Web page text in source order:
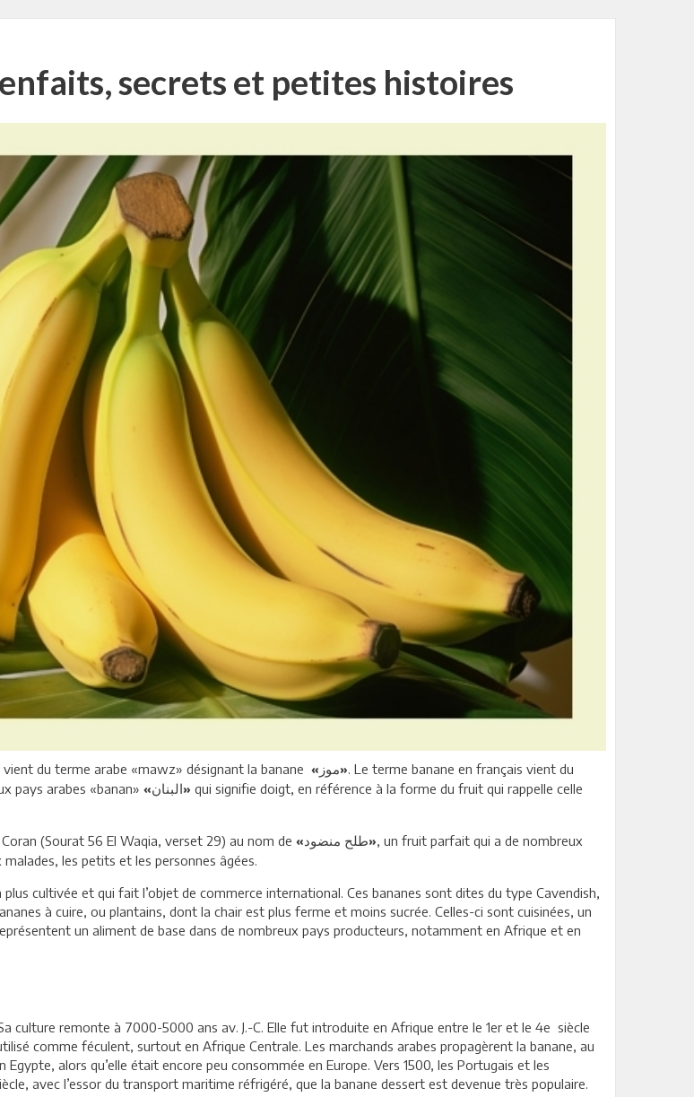
secrets et petites histoires
du terme arabe «mawz» désignant la banane «موز». Le terme banane en français vient du
pays arabes «banan»
«البنان» qui signifie doigt, en référence à la forme du fruit qui rappelle celle
(Sourat 56 El Waqia, verset 29) au nom de
«طلح منضود», un fruit parfait qui a de nombreux
les petits et les personnes âgées.
cultivée et qui fait l’objet de commerce international. Ces bananes sont dites du type Cavendish,
à cuire, ou plantains, dont la chair est plus ferme et moins sucrée. Celles-ci sont cuisinées, un
un aliment de base dans de nombreux pays producteurs, notamment en Afrique et en
culture remonte à 7000-5000 ans av. J.-C. Elle fut introduite en Afrique entre le 1er et le 4e siècle
comme féculent, surtout en Afrique Centrale. Les marchands arabes propagèrent la banane, au
alors qu’elle était encore peu consommée en Europe. Vers 1500, les Portugais et les
avec l’essor du transport maritime réfrigéré, que la banane dessert est devenue très populaire.